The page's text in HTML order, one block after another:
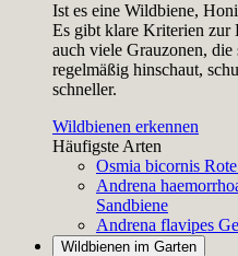
Ist es eine Wildbiene,
Es gibt klare Kriterien zur
auch viele Grauzonen,
regelmäßig hinschaut,
schneller.
Wildbienen erkennen
Häufigste Arten
Osmia bicornis
Andrena
Sandbiene
Andrena flavipes
Wildbienen im Garten